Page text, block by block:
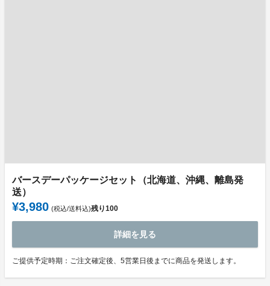
バースデーパッケージセット（北海道、沖縄、離島発
送）
¥3,980 (税込/送料込)残り100
詳細を見る
ご提供予定時期：ご注文確定後、5営業日後までに商品を発送します。